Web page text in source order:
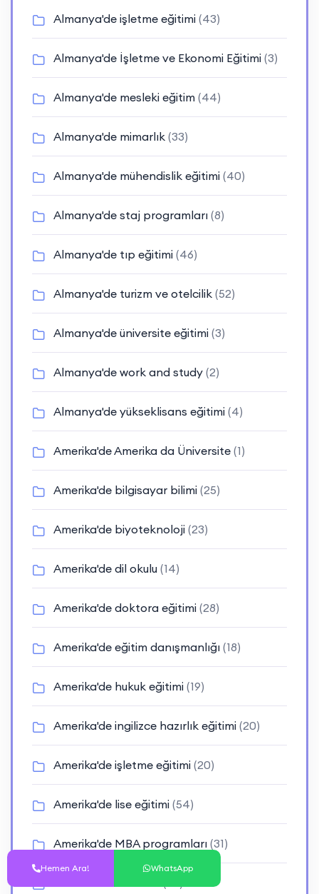
Almanya'de işletme eğitimi (43)
Almanya'de İşletme ve Ekonomi Eğitimi (3)
Almanya'de mesleki eğitim (44)
Almanya'de mimarlık (33)
Almanya'de mühendislik eğitimi (40)
Almanya'de staj programları (8)
Almanya'de tıp eğitimi (46)
Almanya'de turizm ve otelcilik (52)
Almanya'de üniversite eğitimi (3)
Almanya'de work and study (2)
Almanya'de yükseklisans eğitimi (4)
Amerika'de Amerika da Üniversite (1)
Amerika'de bilgisayar bilimi (25)
Amerika'de biyoteknoloji (23)
Amerika'de dil okulu (14)
Amerika'de doktora eğitimi (28)
Amerika'de eğitim danışmanlığı (18)
Amerika'de hukuk eğitimi (19)
Amerika'de ingilizce hazırlık eğitimi (20)
Amerika'de işletme eğitimi (20)
Amerika'de lise eğitimi (54)
Amerika'de MBA programları (31)
Hemen Ara! WhatsApp